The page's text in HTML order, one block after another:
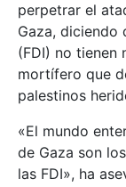
perpetrar el
Gaza, diciendo
(FDI) no tienen
mortífero que
palestinos
«El mundo
de Gaza son
las FDI», ha